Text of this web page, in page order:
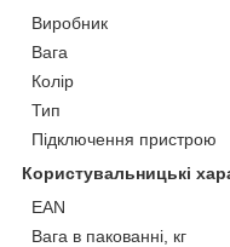
Виробник
Вага
Колір
Тип
Підключення пристрою
Користувальницькі
EAN
Вага в пакованні, кг